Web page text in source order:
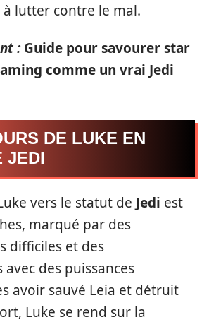
lutter contre le mal.
: Guide pour savourer star
comme un vrai Jedi
DE LUKE EN
JEDI
vers le statut de Jedi est
marqué par des
difficiles et des
des puissances
avoir sauvé Leia et détruit
Luke se rend sur la